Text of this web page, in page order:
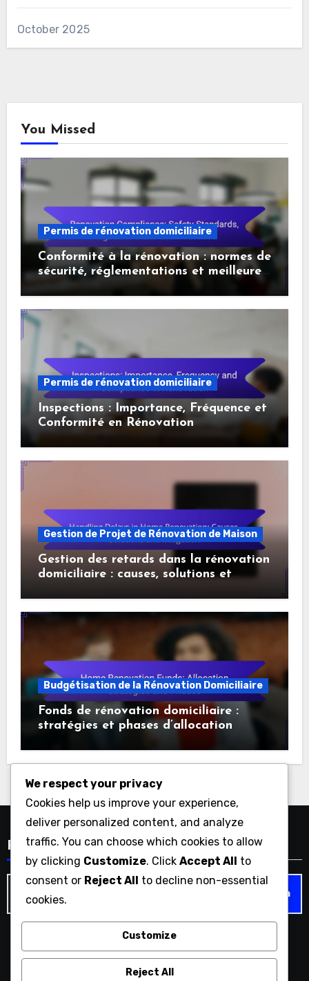
October 2025
You Missed
Permis de rénovation domiciliaire
Conformité à la rénovation : normes de
sécurité, réglementations et meilleures
Permis de rénovation domiciliaire
Inspections : Importance, Fréquence et
Conformité en Rénovation
Gestion de Projet de Rénovation de Maison
Gestion des retards dans la rénovation
domiciliaire : causes, solutions et
Budgétisation de la Rénovation Domiciliaire
Fonds de rénovation domiciliaire :
stratégies et phases d’allocation
Recherche
Search
williamperes.com
We respect your privacy
Cookies help us improve your experience,
deliver personalized content, and analyze
traffic. You can choose which cookies to allow
by clicking Customize. Click Accept All to
consent or Reject All to decline non-essential
cookies.
Customize
Reject All